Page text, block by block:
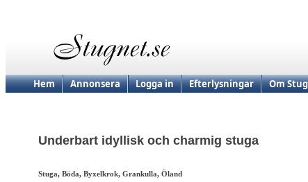
Hem Annonsera Logga in Efterlysningar Om
Underbart idyllisk och charmig stuga
Stuga, Böda, Byxelkrok, Grankulla, Öland